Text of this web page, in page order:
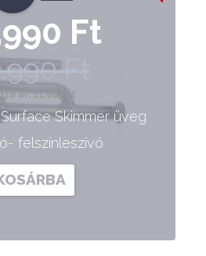
Ft
Ft
ár: 11,803 Ft
Skimmer üveg
felszínleszívó